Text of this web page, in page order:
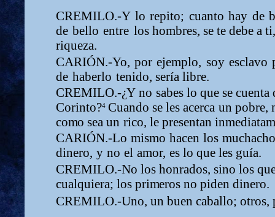
CREMILO.-Y lo repito; cuanto hay de
de bello entre los hombres, se te debe a
riqueza.
CARIÓN.-Yo, por ejemplo, soy esclavo
de haberlo tenido, sería libre.
CREMILO.-¿Y no sabes lo que se cuenta
Corinto?4 Cuando se les acerca un pobre,
como sea un rico, le presentan inmediatam
CARIÓN.-Lo mismo hacen los m
dinero, y no el amor, es lo que les guía.
CREMILO.-No los honrados, sino los
cualquiera; los primeros no piden dinero.
CREMILO.-Uno, un buen caballo; otros,